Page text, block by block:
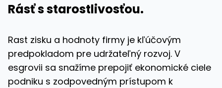
Rásť s starostlivosťou.
Rast zisku a hodnoty firmy je kľúčovým
predpokladom pre udržateľný rozvoj. V
esgrovii sa snažíme prepojiť ekonomické ciele
podniku s zodpovedným prístupom k